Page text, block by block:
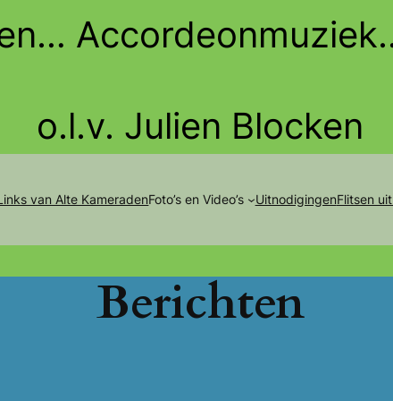
o.l.v. Julien Blocken
van Alte KameradenFoto’s en Video’s UitnodigingenFlitsen
Berichten